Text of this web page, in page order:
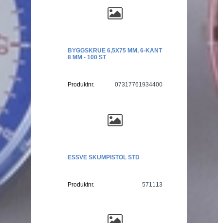
BYGGSKRUE 6,5X75 MM, 6-KANT
8 MM - 100 ST
Produktnr. 07317761934400
ESSVE SKUMPISTOL STD
Produktnr. 571113